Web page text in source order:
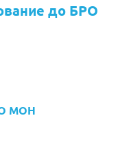
до БРО
МОН